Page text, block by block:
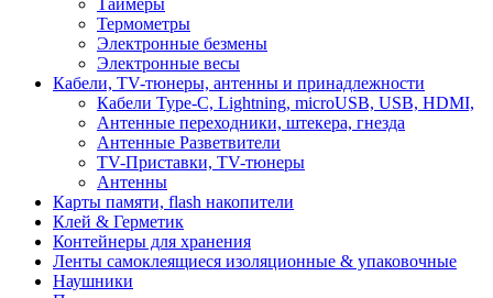
Таймеры
Термометры
Электронные безмены
Электронные весы
Кабели, TV-тюнеры, антенны и принадлежности
Кабели Type-C, Lightning, microUSB, USB, HDMI,
Антенные переходники, штекера, гнезда
Антенные Разветвители
TV-Приставки, TV-тюнеры
Антенны
Карты памяти, flash накопители
Клей & Герметик
Контейнеры для хранения
Ленты самоклеящиеся изоляционные & упаковочные
Наушники